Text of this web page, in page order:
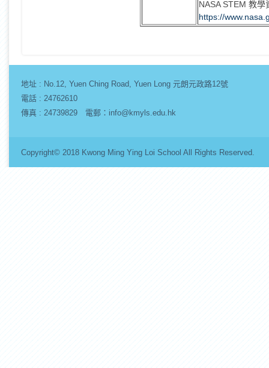
NASA STEM 教
https://
地址 : No.12, Yuen Ching Road, Yuen Long 元朗元政路12號
電話 : 24762610
傳真 : 24739829 電郵：info@kmyls.edu.hk
Copyright© 2018 Kwong Ming Ying Loi School All Rights Reserved.